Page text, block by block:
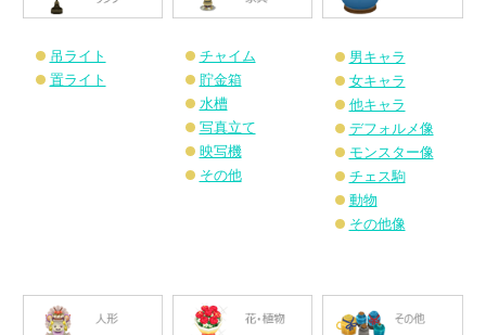
吊ライト
置ライト
チャイム
貯金箱
水槽
写真立て
映写機
その他
男キャラ
女キャラ
他キャラ
デフォルメ像
モンスター像
チェス駒
動物
その他像